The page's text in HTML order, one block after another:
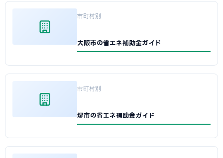
市町村別
大阪市の省エネ補助金ガイド
市町村別
堺市の省エネ補助金ガイド